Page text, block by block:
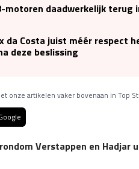
motoren daadwerkelijk terug
da Costa juist méér respect
deze beslissing
onze artikelen vaker bovenaan in Top
Verstappen en Hadjar